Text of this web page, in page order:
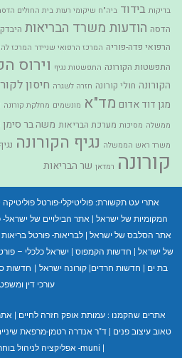
בדיקות בידוד ביה"ח שיקומי רעות בית החולים
הדסה הודעות משרד הבריאות
הרפואי פדה-פוריה המרכז הרפואי שניידר המרכז
התפשטות הקורונה התפשטות נגיף וירוס
הקורונה חולי קורונה חזרה לשגרה חיסון
מגן דוד אדום מד"א מונשמים מחלקת קורונה
ממשלה מסיכות מערכת הבריאות משה בר סימן
משרד ראש הממשלה נגיף הקורונה
קורונה רמדאן שר הבריאות
אתרי עט תקשורת:פוליטיקלי-פורטל
המקומיות של ישראל
אתר הבילויים של ישראל-
אתר הסלבס של ישראל |לבריאות- פורטל
של ישראל
חדשות הקמפוס ישראל כלכלי –
בת ים
חדשות חרדים |קורונה ישראל חדשות
עורכי דין
אתרים שהקמנו :עמותת אופק חזרה לחיים
טאוב עיצוב פנים
ד"ר אנדרה רטמן-מרפאת
muni- אפליקציה לניהול בוחרים ומערכות מידע